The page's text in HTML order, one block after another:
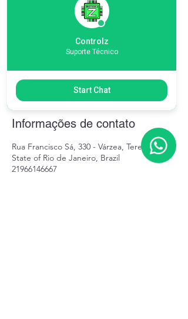
A manutenção corretiva, ao contrário, é
realizada quando já há a ocorrência de um
problema no equipamento. Ou seja, ela é
periódica e não sistematizada.
Informações de contato
Rua Francisco Sá, 330 - Várzea, Teresópolis -
State of Rio de Janeiro, Brazil
21966146667
Controlz
Suporte Técnico
Start Chat